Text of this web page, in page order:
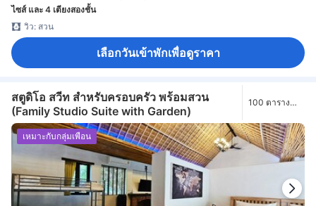
ไซส์ และ 4 เตียงสองชั้น
วิว: สวน
เลือกวันเข้าพักเพื่อดูราคา
สตูดิโอ สวีท สำหรับครอบครัว พร้อมสวน
(Family Studio Suite with Garden)
100 ตาราง
เหมาะกับกลุ่มเพื่อน